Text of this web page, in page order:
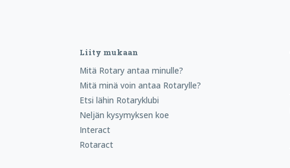
Liity mukaan
Mitä Rotary antaa minulle?
Mitä minä voin antaa Rotarylle?
Etsi lähin Rotaryklubi
Neljän kysymyksen koe
Interact
Rotaract